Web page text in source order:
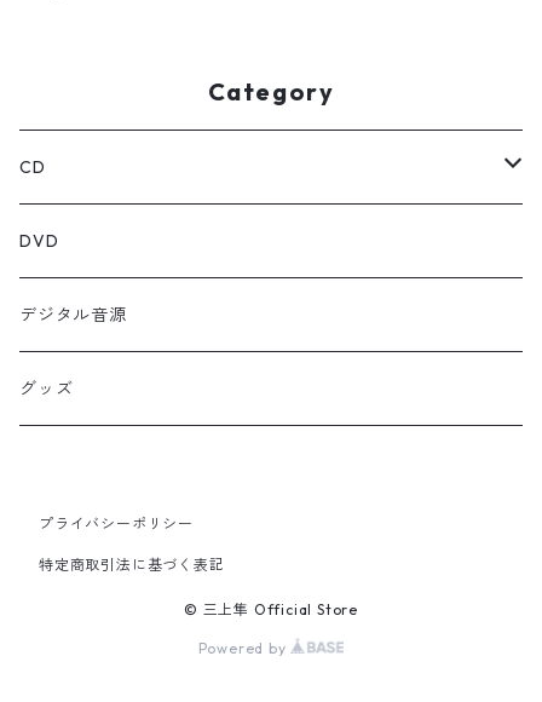
Category
CD
シングル
EP
DVD
デジタル音源
グッズ
プライバシーポリシー
特定商取引法に基づく表記
© 三上隼 Official Store
Powered by